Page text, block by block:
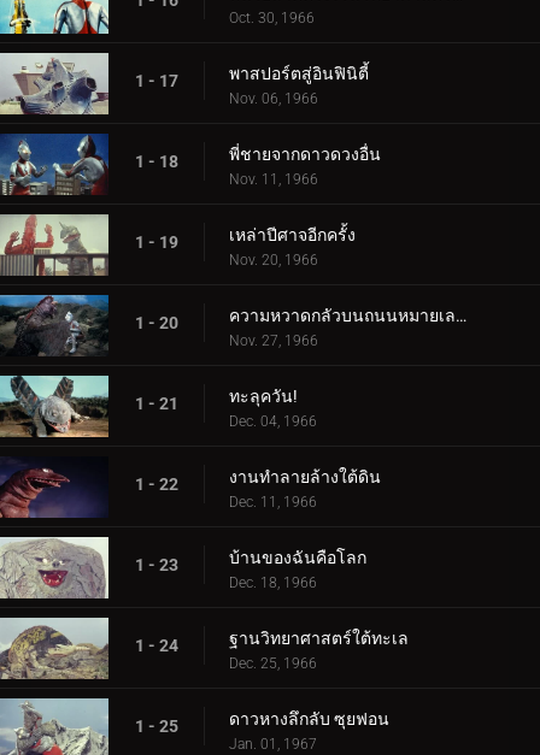
Oct. 30, 1966
1 - 17 พาสปอร์ตสู่อินฟินิตี้
Nov. 06, 1966
1 - 18 พี่ชายจากดาวดวงอื่น
Nov. 11, 1966
1 - 19 เหล่าปีศาจอีกครั้ง
Nov. 20, 1966
1 - 20 ความหวาดกลัวบนถนนหมายเลข 87
Nov. 27, 1966
1 - 21 ทะลุควัน!
Dec. 04, 1966
1 - 22 งานทำลายล้างใต้ดิน
Dec. 11, 1966
1 - 23 บ้านของฉันคือโลก
Dec. 18, 1966
1 - 24 ฐานวิทยาศาสตร์ใต้ทะเล
Dec. 25, 1966
1 - 25 ดาวหางลึกลับ ซุยฟอน
Jan. 01, 1967